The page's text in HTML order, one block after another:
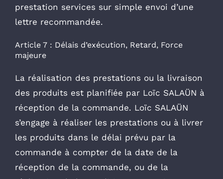
prestation services sur simple envoi d’une
lettre recommandée.
Article 7 : Délais d’exécution, Retard, Force
majeure
La réalisation des prestations ou la livraison
des produits est planifiée par Loïc SALAÜN à
réception de la commande. Loïc SALAÜN
s’engage à réaliser les prestations ou à livrer
les produits dans le délai prévu par la
commande à compter de la date de la
réception de la commande, ou de la